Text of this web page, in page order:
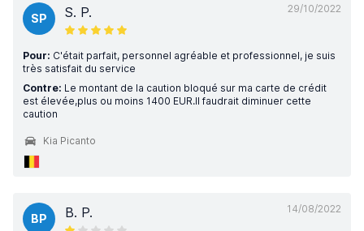
29/10/2022
SP S. P.
Pour: C'était parfait, personnel agréable et professionnel, je suis
très satisfait du service
Contre: Le montant de la caution bloqué sur ma carte de crédit
est élevée,plus ou moins 1400 EUR.Il faudrait diminuer cette
caution
Kia Picanto
14/08/2022
BP B. P.